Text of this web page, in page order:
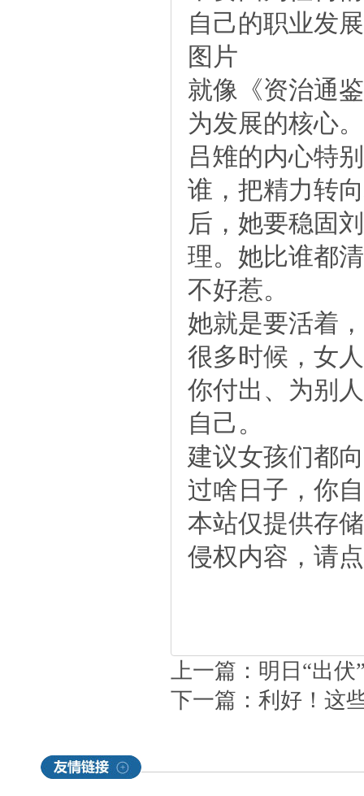
自己的职业发
图片
就像《资治通
为发展的核心。
吕雉的内心特
谁，把精力转
后，她要稳固
理。她比谁都
不好惹。
她就是要活着
很多时候，女
你付出、为别
自己。
建议女孩们都
过啥日子，你
本站仅提供存
侵权内容，请
上一篇： 明日“出
下一篇： 利好！这